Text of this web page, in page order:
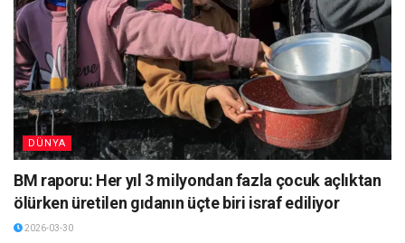
DÜNYA
BM raporu: Her yıl 3 milyondan fazla çocuk açlıktan
ölürken üretilen gıdanın üçte biri israf ediliyor
2026-03-30